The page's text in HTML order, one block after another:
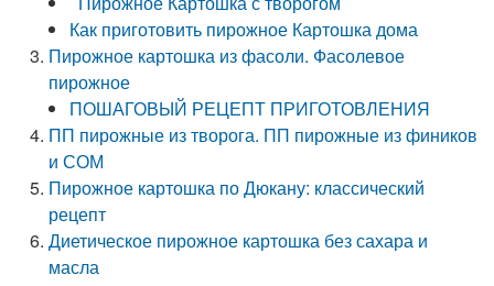
Как приготовить пирожное Картошка дома
Пирожное картошка из фасоли. Фасолевое
пирожное
ПОШАГОВЫЙ РЕЦЕПТ ПРИГОТОВЛЕНИЯ
ПП пирожные из творога. ПП пирожные из фиников
и СОМ
Пирожное картошка по Дюкану: классический
рецепт
Диетическое пирожное картошка без сахара и
масла